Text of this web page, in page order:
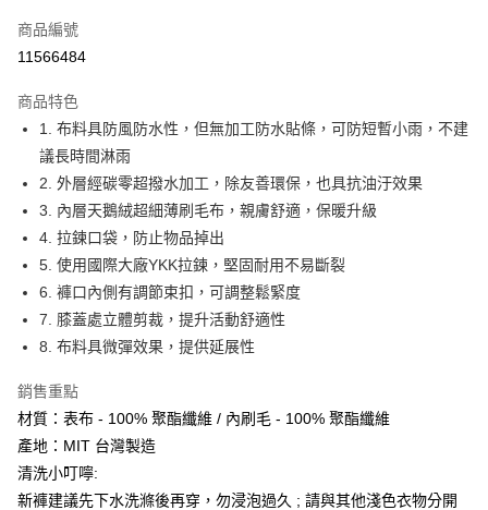
合作金庫商業銀行
上海商業儲蓄銀行
臺灣中小企業銀行
匯豐（台灣）商業銀行
華泰商業銀行
聯邦商業銀行
元大商業銀行
永豐商業銀行
玉山商業銀行
星展（台灣）商業銀行
台灣樂天信用卡公司
LINE Pay
Apple Pay
街口支付
悠遊付
Google Pay
全盈+PAY
大哥付你分期
相關說明
【大哥付你分期使用說明】
1.本服務由台灣大哥大提供，台灣大哥大用戶可立即使用無須另外申請。
2.付款方式選擇「大哥付你分期」，訂單成立後會自動跳轉到大哥付的交易
成交易。
3.實際核准額度、可分期數及費用金額請依後續交易確認頁面所載為準。
4.訂單成立30分鐘內，如未前往確認交易或遇審核未通過，訂單將自動取
消。如遇「轉專審核」未通過狀況，表示未達大哥付你分期系統評分，恕無
法說明評估內容。
【繳款方式說明】
AFTEE先享後付
【關於「AFTEE先享後付」】
便利好安心！
１．簡單：不需註冊會員、不需綁卡、不需儲值。
２．便利：只要手機號碼，簡訊認證，即可結帳。
３．安心：先確認商品／服務後，再付款。
ATM付款
運送方式
付款後全家取貨
商品編號
11566484
商品特色
1. 布料具防風防水性，但無加工防水貼條，可防短暫小雨，不建
議長時間淋雨
2. 外層經碳零超撥水加工，除友善環保，也具抗油汙效果
3. 內層天鵝絨超細薄刷毛布，親膚舒適，保暖升級
4. 拉鍊口袋，防止物品掉出
5. 使用國際大廠YKK拉鍊，堅固耐用不易斷裂
6. 褲口內側有調節束扣，可調整鬆緊度
7. 膝蓋處立體剪裁，提升活動舒適性
8. 布料具微彈效果，提供延展性
銷售重點
材質：表布 - 100% 聚酯纖維 / 內刷毛 - 100% 聚酯纖維
產地：MIT 台灣製造
清洗小叮嚀:
新褲建議先下水洗滌後再穿，勿浸泡過久 ; 請與其他淺色衣物分開